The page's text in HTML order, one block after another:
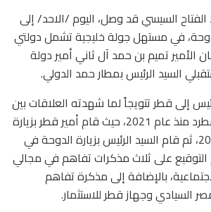
الفتاح السيسي قد وصل، اليوم /الاحد/ إلى
في مستهل جولة خليجية تشمل دولتي
الأمير تميم بن حمد آل ثاني أمير دولة
السيد الرئيس بمطار حمد الدولي.
إلى قطر تتويجاً لما شهدته العلاقات بين
مصر وقطر من تنامٍ مطرد منذ عام 2021، حيث قام أمير قطر بزيارة
القاهرة في يونيو 2022، ثم قام السيد الرئيس بزيارة الدوحة في
حيث تم التوقيع على ثلاث مذكرات تفاهم في مجالي
بالإضافة إلى مذكرة تفاهم
السيادي وجهاز قطر للاستثمار.